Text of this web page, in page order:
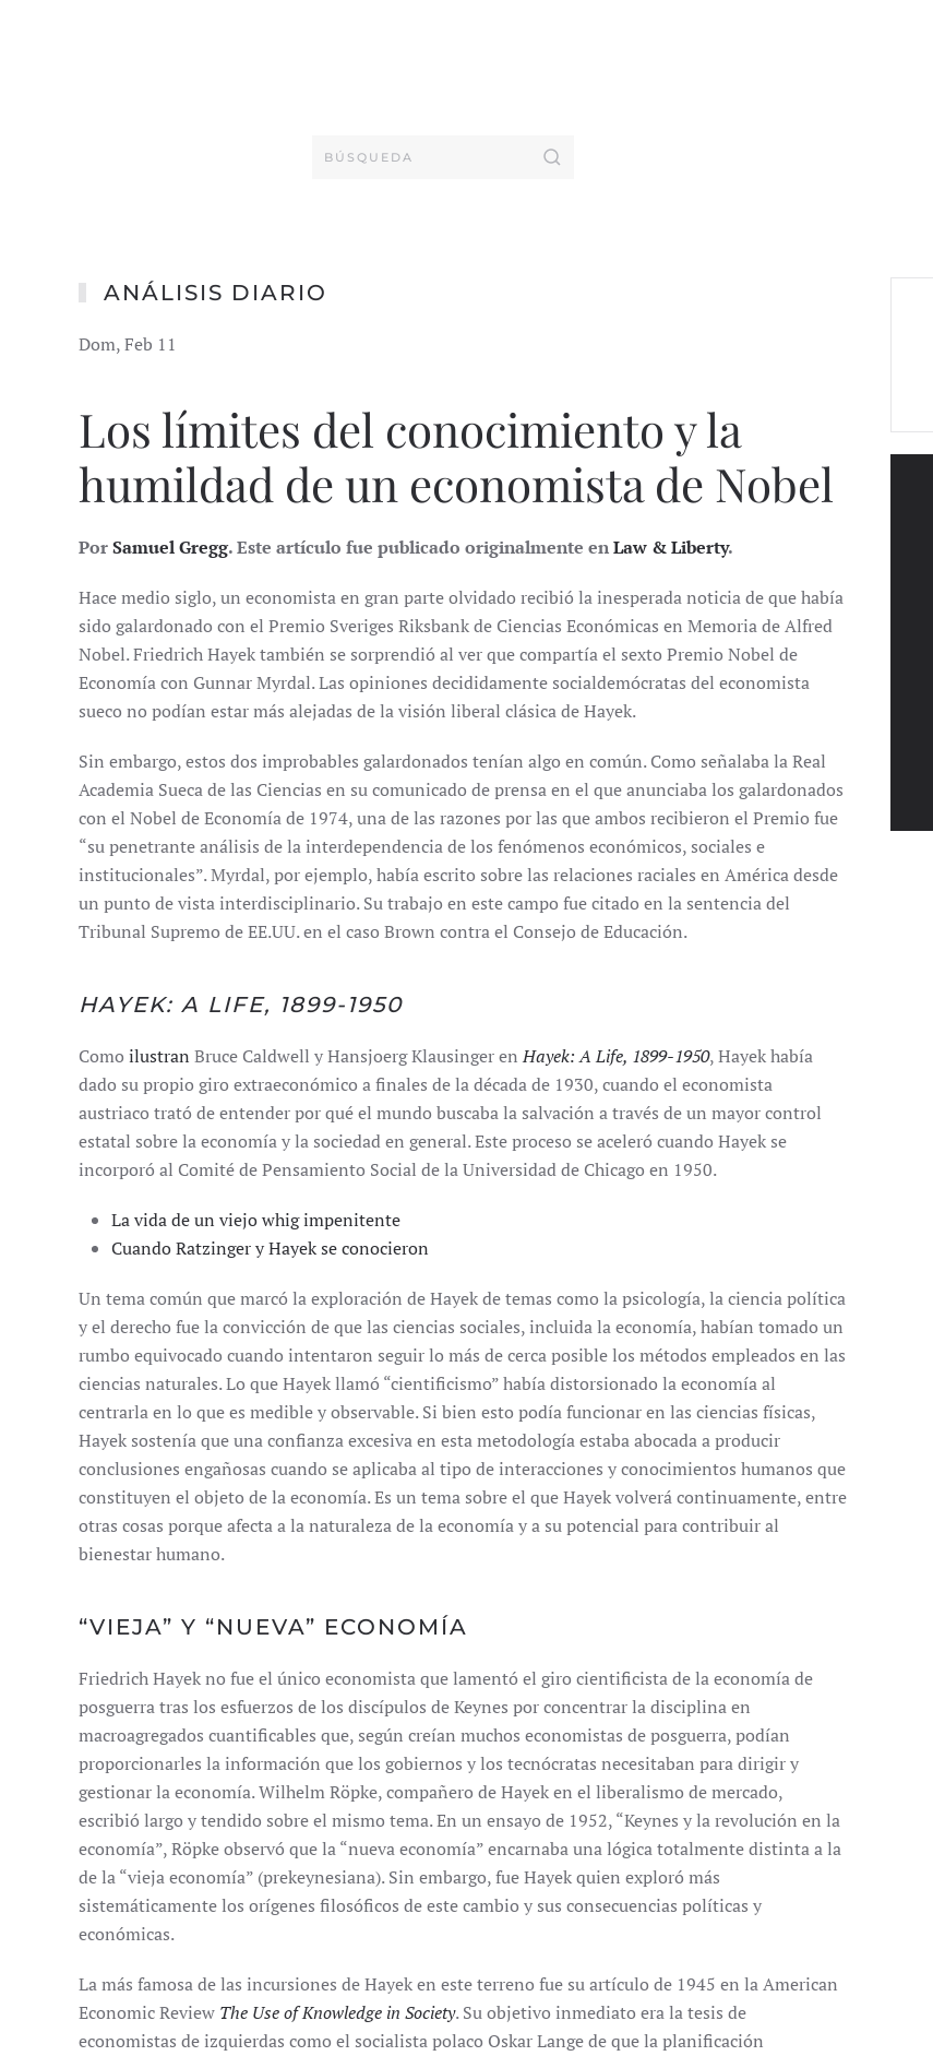
ANÁLISIS DIARIO
Dom, Feb 11
Los límites del conocimiento y la
humildad de un economista de Nobel
PorSamuel Gregg. Este artículo fue publicado originalmente enLaw & Liberty.
Hace medio siglo, un economista en gran parte olvidado recibió la inesperada noticia de que había
sido galardonado con el Premio Sveriges Riksbank de Ciencias Económicas en Memoria de Alfred
Nobel. Friedrich Hayek también se sorprendió al ver que compartía el sexto Premio Nobel de
Economía con Gunnar Myrdal. Las opiniones decididamente socialdemócratas del economista
sueco no podían estar más alejadas de la visión liberal clásica de Hayek.
Sin embargo, estos dos improbables galardonados tenían algo en común. Como señalaba la Real
Academia Sueca de las Ciencias en su comunicado de prensa en el que anunciaba los galardonados
con el Nobel de Economía de 1974, una de las razones por las que ambos recibieron el Premio fue
“su penetrante análisis de la interdependencia de los fenómenos económicos, sociales e
institucionales”. Myrdal, por ejemplo, había escrito sobre las relaciones raciales en América desde
un punto de vista interdisciplinario. Su trabajo en este campo fue citado en la sentencia del
Tribunal Supremo de EE.UU. en el caso Brown contra el Consejo de Educación.
HAYEK: A LIFE, 1899-1950
Como ilustran Bruce Caldwell y Hansjoerg Klausinger enHayek: A Life, 1899-1950, Hayek había
dado su propio giro extraeconómico a finales de la década de 1930, cuando el economista
austriaco trató de entender por qué el mundo buscaba la salvación a través de un mayor control
estatal sobre la economía y la sociedad en general. Este proceso se aceleró cuando Hayek se
incorporó al Comité de Pensamiento Social de la Universidad de Chicago en 1950.
La vida de un viejo whig impenitente
Cuando Ratzinger y Hayek se conocieron
Un tema común que marcó la exploración de Hayek de temas como la psicología, la ciencia política
y el derecho fue la convicción de que las ciencias sociales, incluida la economía, habían tomado un
rumbo equivocado cuando intentaron seguir lo más de cerca posible los métodos empleados en las
ciencias naturales. Lo que Hayek llamó “cientificismo” había distorsionado la economía al
centrarla en lo que es medible y observable. Si bien esto podía funcionar en las ciencias físicas,
Hayek sostenía que una confianza excesiva en esta metodología estaba abocada a producir
conclusiones engañosas cuando se aplicaba al tipo de interacciones y conocimientos humanos que
constituyen el objeto de la economía. Es un tema sobre el que Hayek volverá continuamente, entre
otras cosas porque afecta a la naturaleza de la economía y a su potencial para contribuir al
bienestar humano.
“VIEJA” Y “NUEVA” ECONOMÍA
Friedrich Hayek no fue el único economista que lamentó el giro cientificista de la economía de
posguerra tras los esfuerzos de los discípulos de Keynes por concentrar la disciplina en
macroagregados cuantificables que, según creían muchos economistas de posguerra, podían
proporcionarles la información que los gobiernos y los tecnócratas necesitaban para dirigir y
gestionar la economía. Wilhelm Röpke, compañero de Hayek en el liberalismo de mercado,
escribió largo y tendido sobre el mismo tema. En un ensayo de 1952, “Keynes y la revolución en la
economía”, Röpke observó que la “nueva economía” encarnaba una lógica totalmente distinta a la
de la “vieja economía” (prekeynesiana). Sin embargo, fue Hayek quien exploró más
sistemáticamente los orígenes filosóficos de este cambio y sus consecuencias políticas y
económicas.
La más famosa de las incursiones de Hayek en este terreno fue su artículo de 1945 en la American
Economic Review The Use of Knowledge in Society. Su objetivo inmediato era la tesis de
economistas de izquierdas como el socialista polaco Oskar Lange de que la planificación